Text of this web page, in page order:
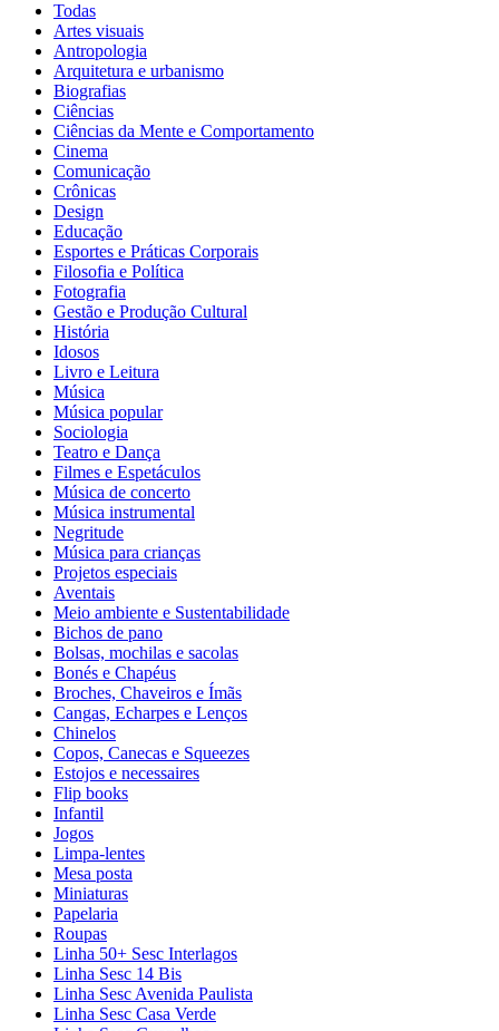
Todas
Artes visuais
Antropologia
Arquitetura e urbanismo
Biografias
Ciências
Ciências da Mente e Comportamento
Cinema
Comunicação
Crônicas
Design
Educação
Esportes e Práticas Corporais
Filosofia e Política
Fotografia
Gestão e Produção Cultural
História
Idosos
Livro e Leitura
Música
Música popular
Sociologia
Teatro e Dança
Filmes e Espetáculos
Música de concerto
Música instrumental
Negritude
Música para crianças
Projetos especiais
Aventais
Meio ambiente e Sustentabilidade
Bichos de pano
Bolsas, mochilas e sacolas
Bonés e Chapéus
Broches, Chaveiros e Ímãs
Cangas, Echarpes e Lenços
Chinelos
Copos, Canecas e Squeezes
Estojos e necessaires
Flip books
Infantil
Jogos
Limpa-lentes
Mesa posta
Miniaturas
Papelaria
Roupas
Linha 50+ Sesc Interlagos
Linha Sesc 14 Bis
Linha Sesc Avenida Paulista
Linha Sesc Casa Verde